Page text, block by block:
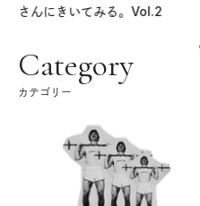
さんにきいてみる。Vol.2
Category
カテゴリー